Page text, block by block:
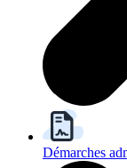
Démarches